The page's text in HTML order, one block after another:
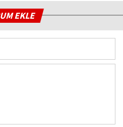
EKLE